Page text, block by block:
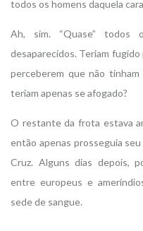
todos os homens daquela
Ah, sim. “Quase” todos
desaparecidos. Teriam fugido
perceberem que não
teriam apenas se afogado?
O restante da frota estava
então apenas prosseguia
Cruz. Alguns dias depois,
entre europeus e
sede de sangue.